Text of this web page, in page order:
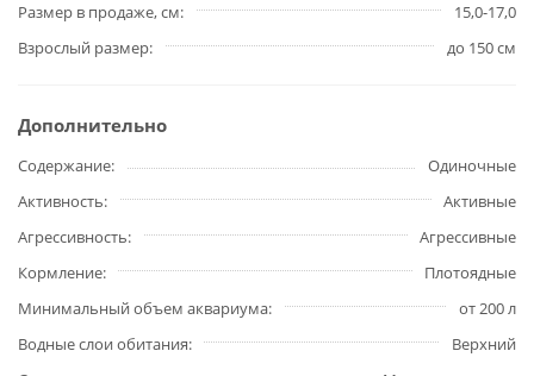
Размер в продаже, см
15,0-17,0
Взрослый размер
до 150 см
Дополнительно
Содержание
Одиночные
Активность
Активные
Агрессивность
Агрессивные
Кормление
Плотоядные
Минимальный объем аквариума
от 200 л
Водные слои обитания
Верхний